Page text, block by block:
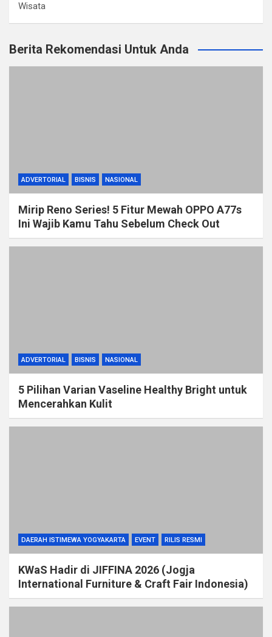
Wisata
Berita Rekomendasi Untuk Anda
ADVERTORIAL BISNIS NASIONAL
Mirip Reno Series! 5 Fitur Mewah OPPO A77s
Ini Wajib Kamu Tahu Sebelum Check Out
ADVERTORIAL BISNIS NASIONAL
5 Pilihan Varian Vaseline Healthy Bright untuk
Mencerahkan Kulit
DAERAH ISTIMEWA YOGYAKARTA EVENT RILIS RESMI
KWaS Hadir di JIFFINA 2026 (Jogja
International Furniture & Craft Fair Indonesia)